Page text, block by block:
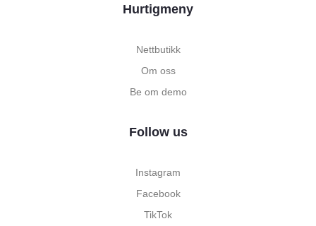
Hurtigmeny
Nettbutikk
Om oss
Be om demo
Follow us
Instagram
Facebook
TikTok